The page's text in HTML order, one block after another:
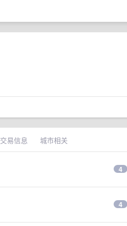
交易信息 城市相关
4
4